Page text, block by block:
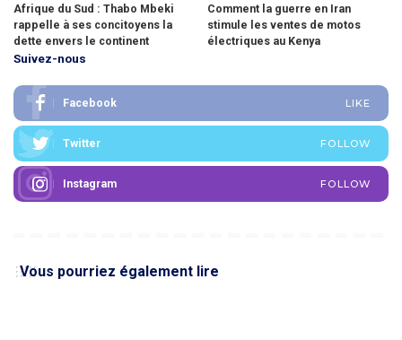
Afrique du Sud : Thabo Mbeki
rappelle à ses concitoyens la
dette envers le continent
Comment la guerre en Iran
stimule les ventes de motos
électriques au Kenya
Suivez-nous
Facebook LIKE
Twitter FOLLOW
Instagram FOLLOW
Vous pourriez également lire